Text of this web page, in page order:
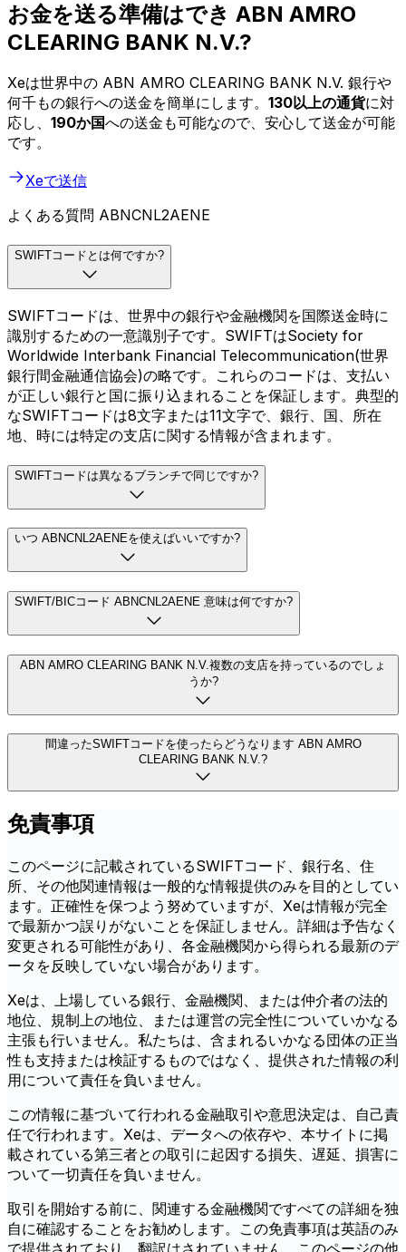
お金を送る準備はでき ABN AMRO
CLEARING BANK N.V.?
Xeは世界中の ABN AMRO CLEARING BANK N.V. 銀行や
何千もの銀行への送金を簡単にします。 130以上の通貨に対
応し、 190か国への送金も可能なので、安心して送金が可能
です。
Xeで送信
よくある質問 ABNCNL2AENE
SWIFTコードとは何ですか?
SWIFTコードは、世界中の銀行や金融機関を国際送金時に
識別するための一意識別子です。SWIFTはSociety for
Worldwide Interbank Financial Telecommunication(世界
銀行間金融通信協会)の略です。これらのコードは、支払い
が正しい銀行と国に振り込まれることを保証します。典型的
なSWIFTコードは8文字または11文字で、銀行、国、所在
地、時には特定の支店に関する情報が含まれます。
SWIFTコードは異なるブランチで同じですか?
いつ ABNCNL2AENEを使えばいいですか?
SWIFT/BICコード ABNCNL2AENE 意味は何ですか?
ABN AMRO CLEARING BANK N.V.複数の支店を持っているのでしょ
うか?
間違ったSWIFTコードを使ったらどうなります ABN AMRO
CLEARING BANK N.V.?
免責事項
このページに記載されているSWIFTコード、銀行名、住
所、その他関連情報は一般的な情報提供のみを目的としてい
ます。正確性を保つよう努めていますが、Xeは情報が完全
で最新かつ誤りがないことを保証しません。詳細は予告なく
変更される可能性があり、各金融機関から得られる最新のデ
ータを反映していない場合があります。
Xeは、上場している銀行、金融機関、または仲介者の法的
地位、規制上の地位、または運営の完全性についていかなる
主張も行いません。私たちは、含まれるいかなる団体の正当
性も支持または検証するものではなく、提供された情報の利
用について責任を負いません。
この情報に基づいて行われる金融取引や意思決定は、自己責
任で行われます。Xeは、データへの依存や、本サイトに掲
載されている第三者との取引に起因する損失、遅延、損害に
ついて一切責任を負いません。
取引を開始する前に、関連する金融機関ですべての詳細を独
自に確認することをお勧めします。この免責事項は英語のみ